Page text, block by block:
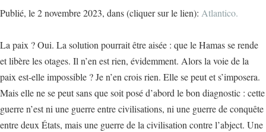
Publié, le 2 novembre 2023, dans (cliquer sur le lien): Atlantico.
La paix ? Oui. La solution pourrait être aisée : que le Hamas se rende
et libère les otages. Il n’en est rien, évidemment. Alors la voie de la
paix est-elle impossible ? Je n’en crois rien. Elle se peut et s’imposera.
Mais elle ne se peut sans que soit posé d’abord le bon diagnostic : cette
guerre n’est ni une guerre entre civilisations, ni une guerre de conquête
entre deux États, mais une guerre de la civilisation contre l’abject. Une